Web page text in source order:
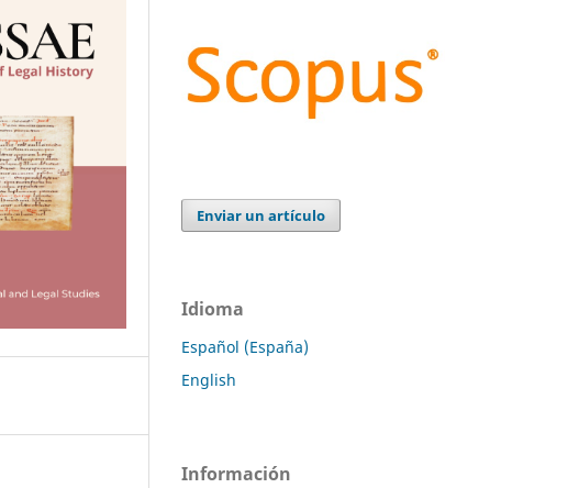
Enviar un artículo
Idioma
Español (España)
English
Información